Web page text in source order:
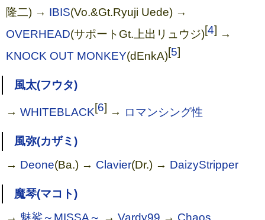
隆二) → IBIS(Vo.&Gt.Ryuji Uede) →
OVERHEAD(サポートGt.上出リュウジ)[4] →
KNOCK OUT MONKEY(dEnkA)[5]
風太(フウタ)
→WHITEBLACK[6] → ロマンシング性
風弥(カザミ)
→ Deone(Ba.) → Clavier(Dr.) → DaizyStripper
魔琴(マコト)
→ 魅裟～MISSA～ →Vardy99 → Chaos
Super Battle Gargoyle [DVD]